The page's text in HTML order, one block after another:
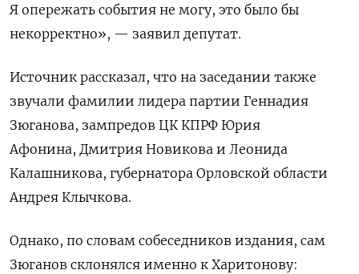
Я опережать события не могу, это было бы
некорректно», — заявил депутат.
Источник рассказал, что на заседании также
звучали фамилии лидера партии Геннадия
Зюганова, зампредов ЦК КПРФ Юрия
Афонина, Дмитрия Новикова и Леонида
Калашникова, губернатора Орловской области
Андрея Клычкова.
Однако, по словам собеседников издания, сам
Зюганов склонялся именно к Харитонову: